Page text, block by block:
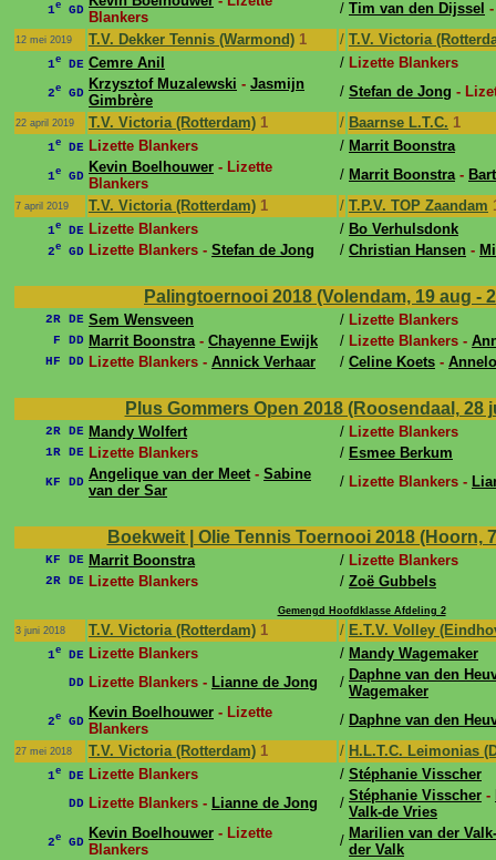
1e GD Blankers
/ Tim van den Dijssel
12 mei 2019 T.V. Dekker Tennis (Warmond) 1 / T.V. Victoria
1e DE Cemre Anil / Lizette Blankers
2e GD
Krzysztof Muzalewski - Jasmijn
Gimbrère
/ Stefan de Jong -
22 april 2019 T.V. Victoria (Rotterdam) 1 / Baarnse L.T.C. 1
1e DE Lizette Blankers / Marrit Boonstra
1e GD
Kevin Boelhouwer - Lizette
Blankers
/ Marrit Boonstra-
7 april 2019 T.V. Victoria (Rotterdam) 1 / T.P.V. TOP Zaandam
1e DE Lizette Blankers / Bo Verhulsdonk
2e GD Lizette Blankers - Stefan de Jong / Christian Hansen -
Palingtoernooi 2018 (Volendam, 19 aug -
2R DE Sem Wensveen / Lizette Blankers
F DD Marrit Boonstra- Chayenne Ewijk / Lizette Blankers -
HF DD Lizette Blankers - Annick Verhaar / Celine Koets -
Plus Gommers Open 2018 (Roosendaal, 28
2R DE Mandy Wolfert / Lizette Blankers
1R DE Lizette Blankers / Esmee Berkum
KF DD Angelique van der Meet- Sabine
van der Sar
/ Lizette Blankers -
Boekweit | Olie Tennis Toernooi 2018 (Hoorn,
KF DE Marrit Boonstra / Lizette Blankers
2R DE Lizette Blankers / Zoë Gubbels
Gemengd Hoofdklasse Afdeling 2
3 juni 2018
T.V. Victoria (Rotterdam) 1 / E.T.V. Volley
1e DE Lizette Blankers / Mandy Wagemaker
DD Lizette Blankers - Lianne de Jong / Daphne van den
Wagemaker
2e GD
Kevin Boelhouwer - Lizette
Blankers
/ Daphne van den
27 mei 2018 T.V. Victoria (Rotterdam) 1 / H.L.T.C. Leimonias
1e DE Lizette Blankers / Stéphanie Visscher
DD Lizette Blankers - Lianne de Jong / Stéphanie Visscher -
Valk-de Vries
2e GD
Kevin Boelhouwer - Lizette
Blankers
/ Marilien van der
der Valk